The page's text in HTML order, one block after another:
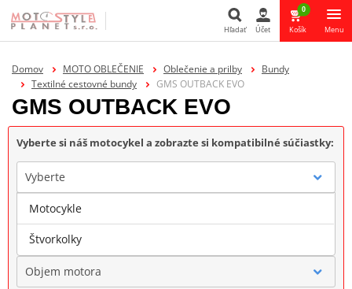
Hľadať Účet
0
Košík Menu
Domov MOTO OBLEČENIE Oblečenie a prilby
Bundy
Textilné cestovné bundy
GMS OUTBACK EVO
GMS OUTBACK EVO
Vyberte si náš motocykel a zobrazte si kompatibilné súčiastky:
Vyberte
Značka
Objem motora
Motocykle
Štvorkolky